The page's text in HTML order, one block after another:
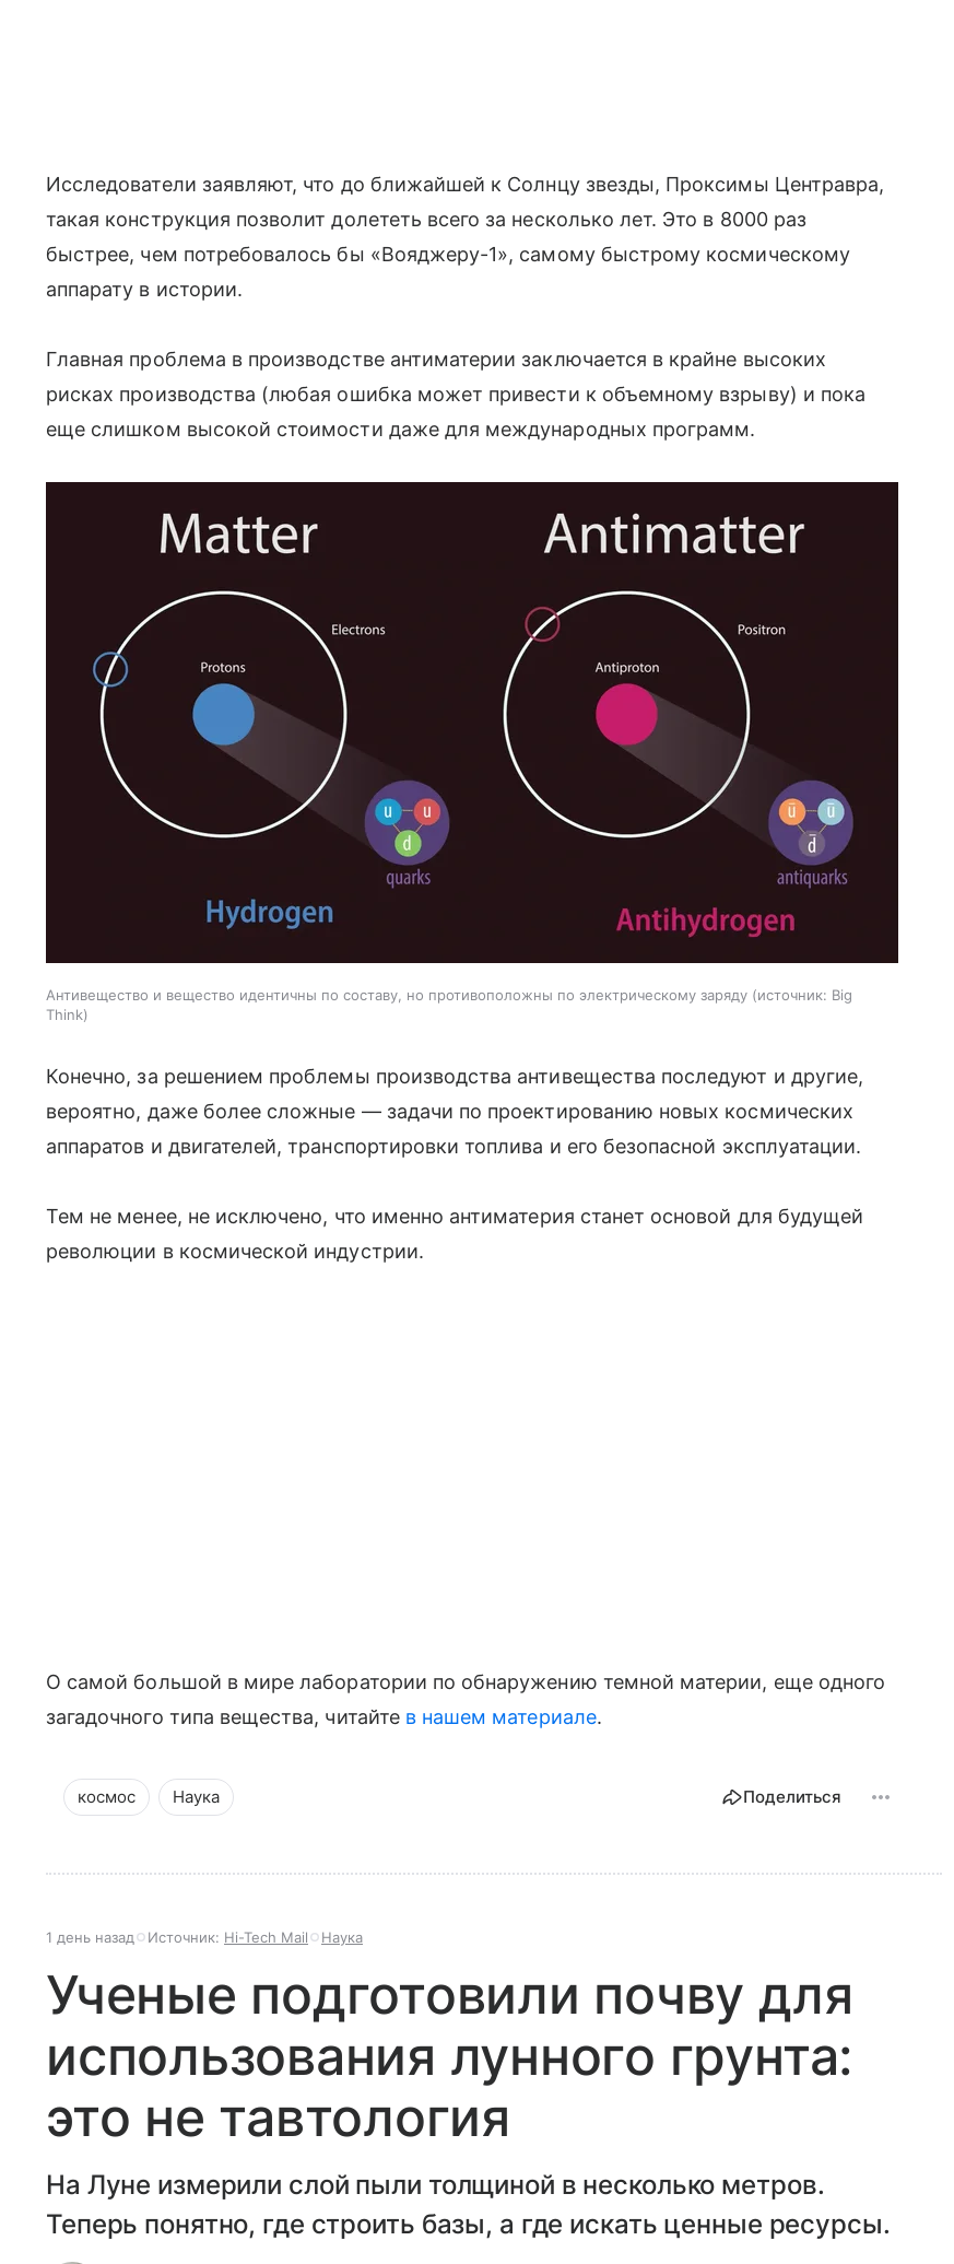
Исследователи заявляют, что до ближайшей к Солнцу звезды, Проксимы Центравра,
такая конструкция позволит долететь всего за несколько лет. Это в 8000 раз
быстрее, чем потребовалось бы «Вояджеру-1», самому быстрому космическому
аппарату в истории.
Главная проблема в производстве антиматерии заключается в крайне высоких
рисках производства (любая ошибка может привести к объемному взрыву) и пока
еще слишком высокой стоимости даже для международных программ.
Антивещество и вещество идентичны по составу, но противоположны по электрическому заряду источник: Big
Think
Конечно, за решением проблемы производства антивещества последуют и другие,
вероятно, даже более сложные — задачи по проектированию новых космических
аппаратов и двигателей, транспортировки топлива и его безопасной эксплуатации.
Тем не менее, не исключено, что именно антиматерия станет основой для будущей
революции в космической индустрии.
О самой большой в мире лаборатории по обнаружению темной материи, еще одного
загадочного типа вещества, читайте в нашем материале.
космос Наука Поделиться
1 день назад Источник: Hi-Tech Mail Наука
Ученые подготовили почву для
использования лунного грунта:
это не тавтология
На Луне измерили слой пыли толщиной в несколько метров.
Теперь понятно, где строить базы, а где искать ценные ресурсы.